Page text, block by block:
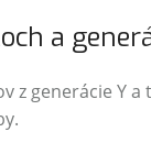
a
z generácie Y a